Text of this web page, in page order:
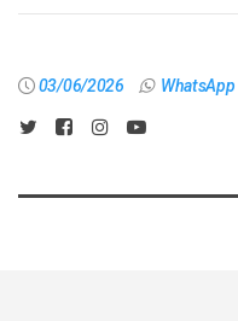
03/06/2026 WhatsApp